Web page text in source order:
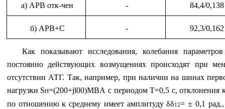
а) АРВ отк-чен - 84,4/0,138
б) АРВ+С - 92,3/0,162
Как показывают исследования, колебания
постоянно действующих возмущениях происходят при
отсутствии АТГ. Так, например, при наличии на шинах
нагрузки SН=(200+jl00)MBA с периодом Т=0,5 с, отклонения
по отношению к среднему имеет амплитуду δδ12= ± 0,1